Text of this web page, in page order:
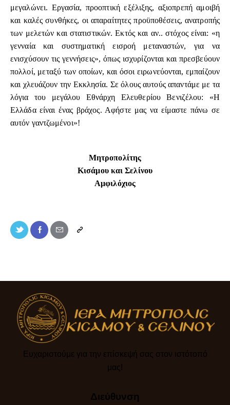
μεγαλώνει. Εργασία, προοπτική εξέλιξης, αξιοπρεπή αμοιβή
και καλές συνθήκες, οι απαραίτητες προϋποθέσεις, ανατροπής
των μελετών και στατιστικών. Εκτός και αν.. στόχος είναι: «η
γενναία και συστηματική εισροή μεταναστών, για να
ενισχύσουν τις γεννήσεις», όπως ισχυρίζονται και πρεσβεύουν
πολλοί, μεταξύ των οποίων, και όσοι ειρωνεύονται, εμπαίζουν
και χλευάζουν την Εκκλησία. Σε όλους αυτούς απαντάμε με τα
λόγια του μεγάλου Εθνάρχη Ελευθερίου Βενιζέλου: «Η
Ελλάδα είναι ένας βράχος. Αφήστε μας να είμαστε πάνω σε
αυτόν γαντζωμένοι»!
Μητροπολίτης
Κισάμου και Σελίνου
Αμφιλόχιος
Ευχαριστούμε για την επίσκεψή σας στον ιστότοπό
μας!​
Διεύθυνση